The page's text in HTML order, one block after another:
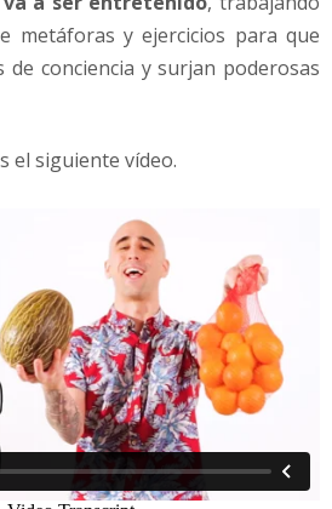
metáforas y ejercicios para que
conciencia y surjan poderosas
el siguiente vídeo.